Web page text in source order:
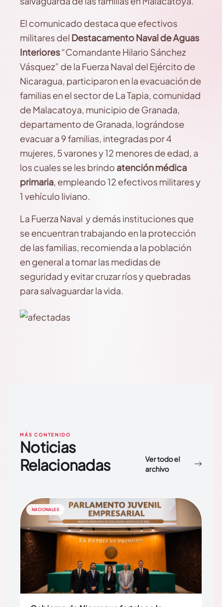
El comunicado destaca que efectivos
militares del Destacamento Naval de Aguas
Interiores“Comandante Hilario Sánchez
Vásquez” de la Fuerza Naval del Ejército de
Nicaragua, participaron en la evacuación de
familias en el sector de La Tapia, comunidad
de Malacatoya, municipio de Granada,
departamento de Granada, lográndose
evacuar a 9 familias, integradas por 4
mujeres, 5 varones y 12 menores de edad, a
los cuales se les brindo atención médica
primaria, empleando 12 efectivos militares y
1 vehículo liviano.
La Fuerza Naval y demás instituciones que
se encuentran trabajando en la protección
de las familias, recomienda a la población
en general a tomar las medidas de
seguridad y evitar cruzar ríos y quebradas
para salvaguardar la vida.
MÁS CONTENIDO
Noticias
Relacionadas
Ver todo el
archivo
NACIONALES